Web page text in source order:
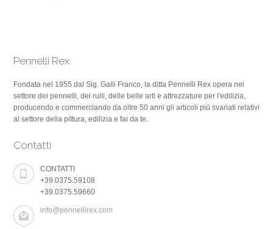
Pennelli Rex
Fondata nel 1955 dal Sig. Galli Franco, la ditta Pennelli Rex opera nel
settore dei pennelli, dei rulli, delle belle arti e attrezzature per l'edilizia,
producendo e commerciando da oltre 50 anni gli articoli più svariati relativi
al settore della pittura, edilizia e fai da te.
Contatti
CONTATTI
+39.0375.59108
+39.0375.59660
info@pennellirex.com